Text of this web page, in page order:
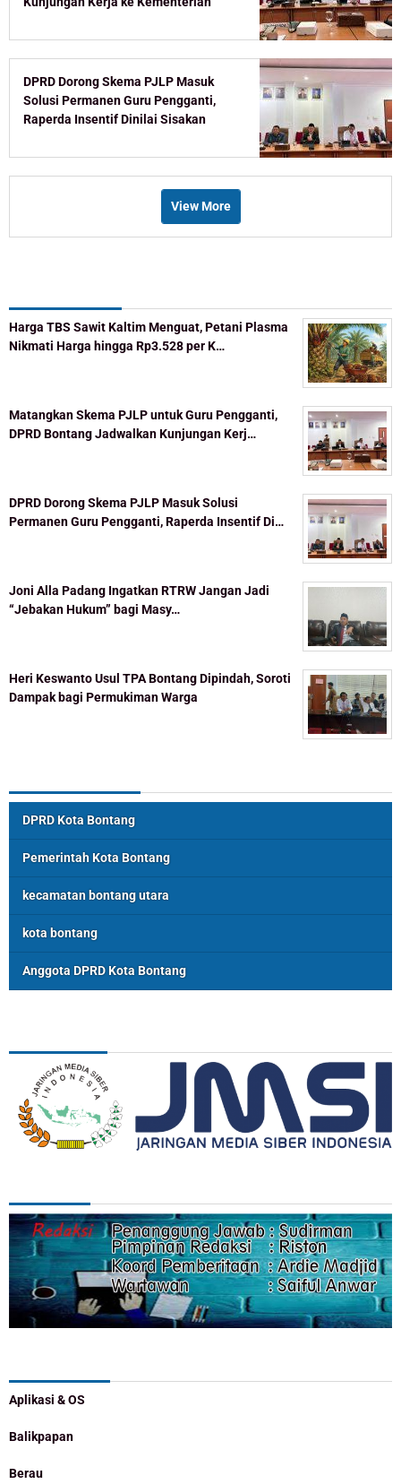
DPRD Dorong Skema PJLP Masuk
Solusi Permanen Guru Pengganti,
Raperda Insentif Dinilai Sisakan
View More
Harga TBS Sawit Kaltim Menguat, Petani Plasma
Nikmati Harga hingga Rp3.528 per K…
Matangkan Skema PJLP untuk Guru Pengganti,
DPRD Bontang Jadwalkan Kunjungan Kerj…
DPRD Dorong Skema PJLP Masuk Solusi
Permanen Guru Pengganti, Raperda Insentif Di…
Joni Alla Padang Ingatkan RTRW Jangan Jadi
“Jebakan Hukum” bagi Masy…
Heri Keswanto Usul TPA Bontang Dipindah, Soroti
Dampak bagi Permukiman Warga
DPRD Kota Bontang
Pemerintah Kota Bontang
kecamatan bontang utara
kota bontang
Anggota DPRD Kota Bontang
Aplikasi & OS
Balikpapan
Berau